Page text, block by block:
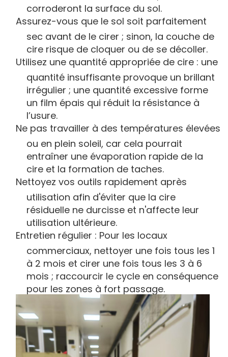
corroderont la surface du sol.
Assurez-vous que le sol soit parfaitement
sec avant de le cirer ; sinon, la couche de
cire risque de cloquer ou de se décoller.
Utilisez une quantité appropriée de cire : une
quantité insuffisante provoque un brillant
irrégulier ; une quantité excessive forme
un film épais qui réduit la résistance à
l’usure.
Ne pas travailler à des températures élevées
ou en plein soleil, car cela pourrait
entraîner une évaporation rapide de la
cire et la formation de taches.
Nettoyez vos outils rapidement après
utilisation afin d'éviter que la cire
résiduelle ne durcisse et n'affecte leur
utilisation ultérieure.
Entretien régulier : Pour les locaux
commerciaux, nettoyer une fois tous les 1
à 2 mois et cirer une fois tous les 3 à 6
mois ; raccourcir le cycle en conséquence
pour les zones à fort passage.